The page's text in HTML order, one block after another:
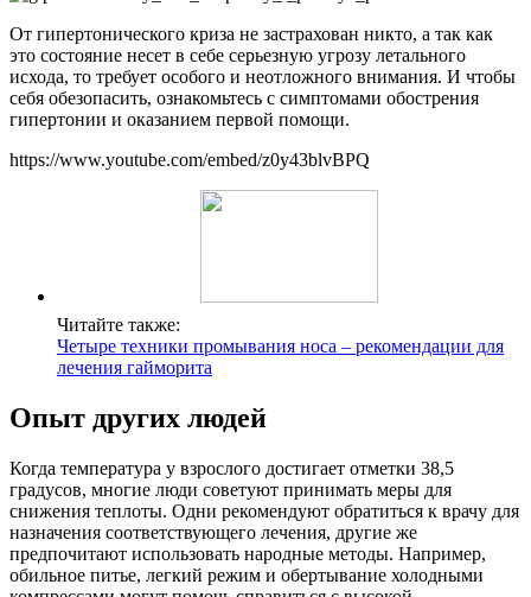
От гипертонического криза не застрахован никто, а так как
это состояние несет в себе серьезную угрозу летального
исхода, то требует особого и неотложного внимания. И чтобы
себя обезопасить, ознакомьтесь с симптомами обострения
гипертонии и оказанием первой помощи.
https://www.youtube.com/embed/z0y43blvBPQ
Читайте также:
Четыре техники промывания носа – рекомендации для
лечения гайморита
Опыт других людей
Когда температура у взрослого достигает отметки 38,5
градусов, многие люди советуют принимать меры для
снижения теплоты. Одни рекомендуют обратиться к врачу для
назначения соответствующего лечения, другие же
предпочитают использовать народные методы. Например,
обильное питье, легкий режим и обертывание холодными